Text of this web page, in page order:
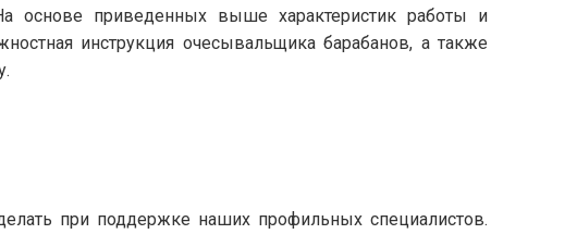
основе приведенных выше характеристик работы и
инструкция очесывальщика барабанов, а также
при поддержке наших профильных специалистов.